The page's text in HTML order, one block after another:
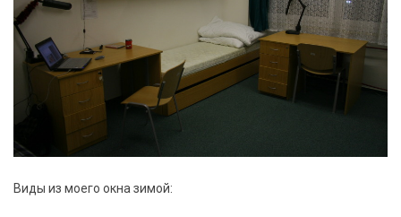
Виды из моего окна зимой: